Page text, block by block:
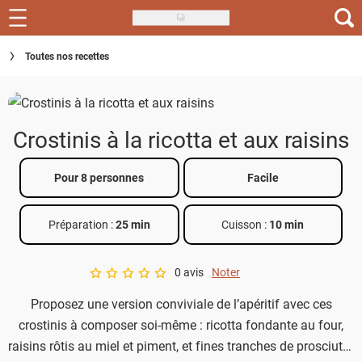
Skip
to
main
Recettes
Inspirations
Menu de la semaine
Actus
Téléchargez l'app Saveurs Recettes
Guide d'achat
Toutes nos recettes
Crostinis à la ricotta et aux raisins
Pour 8 personnes Facile
Préparation :25 min Cuisson : 10 min
A star rating of 0 out of 5.
0 avis Noter
Proposez une version conviviale de l’apéritif avec ces
crostinis à composer soi-même : ricotta fondante au four,
raisins rôtis au miel et piment, et fines tranches de prosciutto